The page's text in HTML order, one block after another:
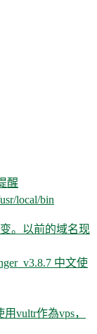
醒
local/bin
。以前的域名现
中文使
vultr作為vps，